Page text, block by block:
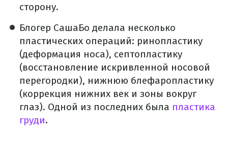
сторону.
Блогер СашаБо делала несколько
пластических операций: ринопластику
(деформация носа), септопластику
(восстановление искривленной носовой
перегородки), нижнюю блефаропластику
(коррекция нижних век и зоны вокруг
глаз). Одной из последних была пластика
груди.